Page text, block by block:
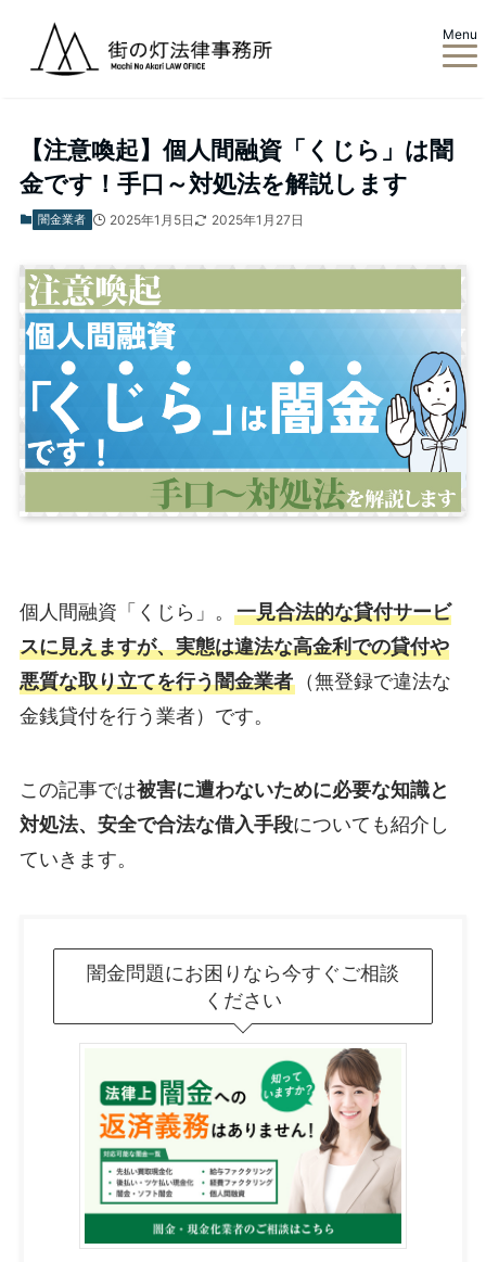
Menu
ホーム
【注意喚起】個人間融資「くじら」は闇
金です！手口～対処法を解説します
闇金業者 2025年1月5日 2025年1月27日
個人間融資「くじら」。 一見合法的な貸付サービ
スに見えますが、実態は違法な高金利での貸付や
悪質な取り立てを行う闇金業者（無登録で違法な
金銭貸付を行う業者）です。
この記事では被害に遭わないために必要な知識と
対処法、安全で合法な借入手段についても紹介し
ていきます。
闇金問題にお困りなら今すぐご相談
ください